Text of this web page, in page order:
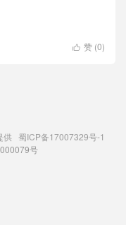
 赞 (0)
供 蜀ICP备17007329号-1
号